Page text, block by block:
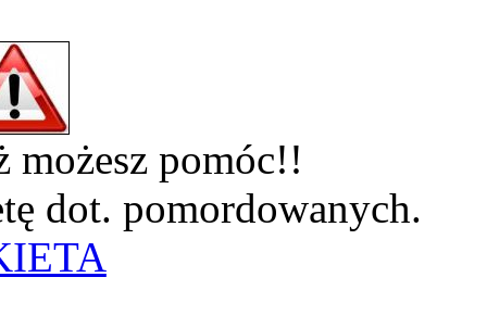
możesz pomóc!!
dot. pomordowanych.